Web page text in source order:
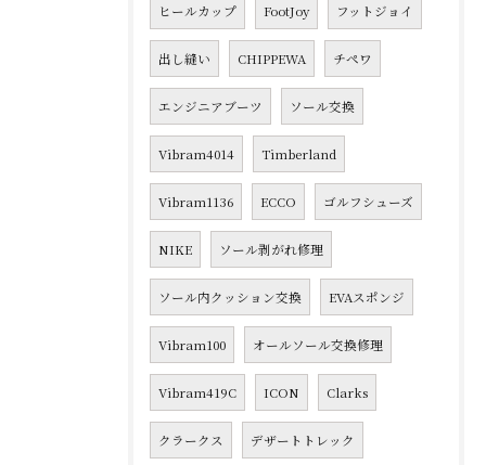
ヒールカップ FootJoy フットジョイ
出し縫い CHIPPEWA チペワ
エンジニアブーツ ソール交換
Vibram4014 Timberland
Vibram1136 ECCO ゴルフシューズ
NIKE ソール剥がれ修理
ソール内クッション交換 EVAスポンジ
Vibram100 オールソール交換修理
Vibram419C ICON Clarks
クラークス デザートトレック